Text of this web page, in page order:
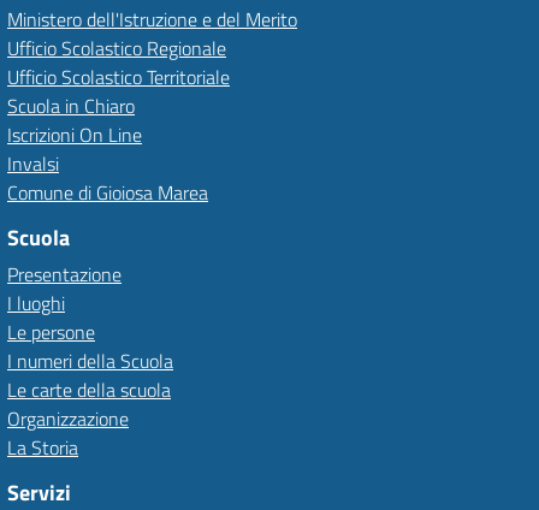
Ministero dell'Istruzione e del Merito
Ufficio Scolastico Regionale
Ufficio Scolastico Territoriale
Scuola in Chiaro
Iscrizioni On Line
Invalsi
Comune di Gioiosa Marea
Scuola
Presentazione
I luoghi
Le persone
I numeri della Scuola
Le carte della scuola
Organizzazione
La Storia
Servizi